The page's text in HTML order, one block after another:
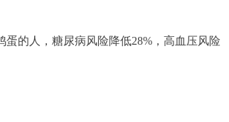
的人，糖尿病风险降低28%，高血压风险